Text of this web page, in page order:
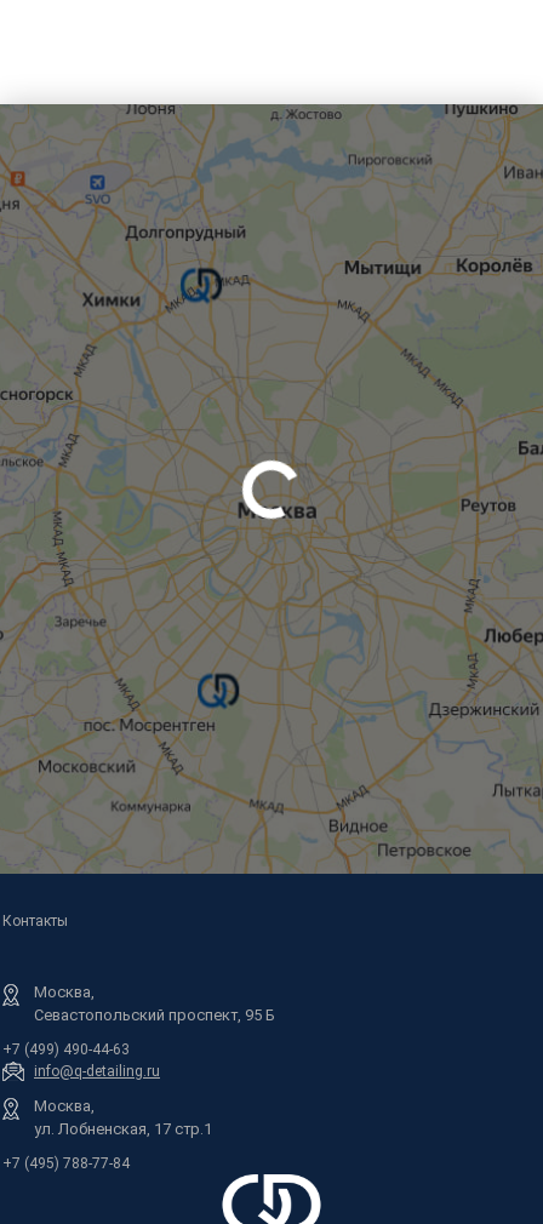
Контакты
Москва,
Севастопольский проспект, 95 Б
+7 (499) 490-44-63
info@q-detailing.ru
Москва,
ул. Лобненская, 17 стр.1
+7 (495) 788-77-84